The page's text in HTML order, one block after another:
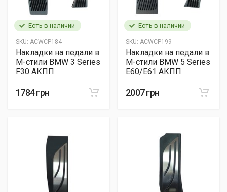
Есть в наличии
SKU: ACWCP184
Накладки на педали в
M-стили BMW 3 Series
F30 АКПП
1784 грн
Есть в наличии
SKU: ACWCP199
Накладки на педали в
M-стили BMW 5 Series
E60/E61 АКПП
2007 грн